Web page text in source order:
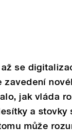
se
zavedení
jak vláda
a
může